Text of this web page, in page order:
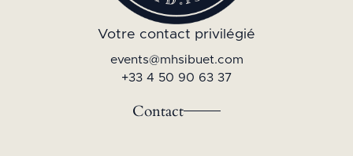
Votre contact privilégié
events@mhsibuet.com
+33 4 50 90 63 37
Contact